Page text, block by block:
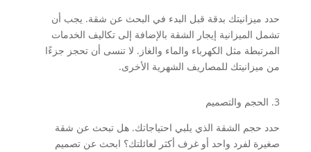
حدد ميزانيتك بدقة قبل البدء في البحث عن شقة. يجب أن
تشمل الميزانية إيجار الشقة بالإضافة إلى تكاليف الخدمات
المرتبطة مثل الكهرباء والماء والغاز. لا تنسى أن تحجز جزءًا
من ميزانيتك للمصاريف الشهرية الأخرى.
3. الحجم والتصميم
حدد حجم الشقة الذي يلبي احتياجاتك. هل تبحث عن شقة
صغيرة لفرد واحد أو غرف أكثر لعائلتك؟ ابحث عن تصميم